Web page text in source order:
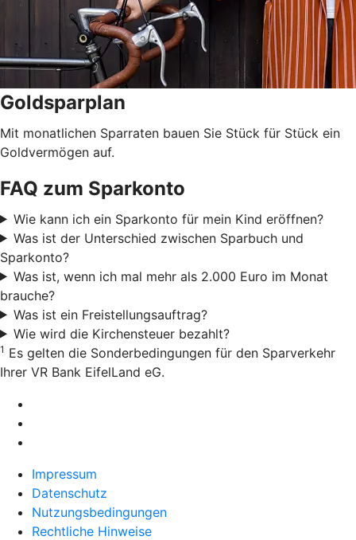
Goldsparplan
Mit monatlichen Sparraten bauen Sie Stück für Stück ein
Goldvermögen auf.
FAQ zum Sparkonto
Wie kann ich ein Sparkonto für mein Kind eröffnen?
Was ist der Unterschied zwischen Sparbuch und
Sparkonto?
Was ist, wenn ich mal mehr als 2.000 Euro im Monat
brauche?
Was ist ein Freistellungsauftrag?
Wie wird die Kirchensteuer bezahlt?
1 Es gelten die Sonderbedingungen für den Sparverkehr
Ihrer VR Bank EifelLand eG.
Impressum
Datenschutz
Nutzungsbedingungen
Rechtliche Hinweise